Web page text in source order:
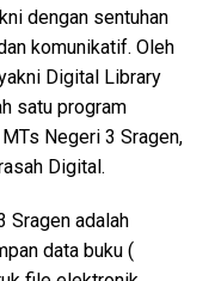
dengan sentuhan
komunikatif. Oleh
Digital Library
satu program
Negeri 3 Sragen,
Digital.
Sragen adalah
data buku (